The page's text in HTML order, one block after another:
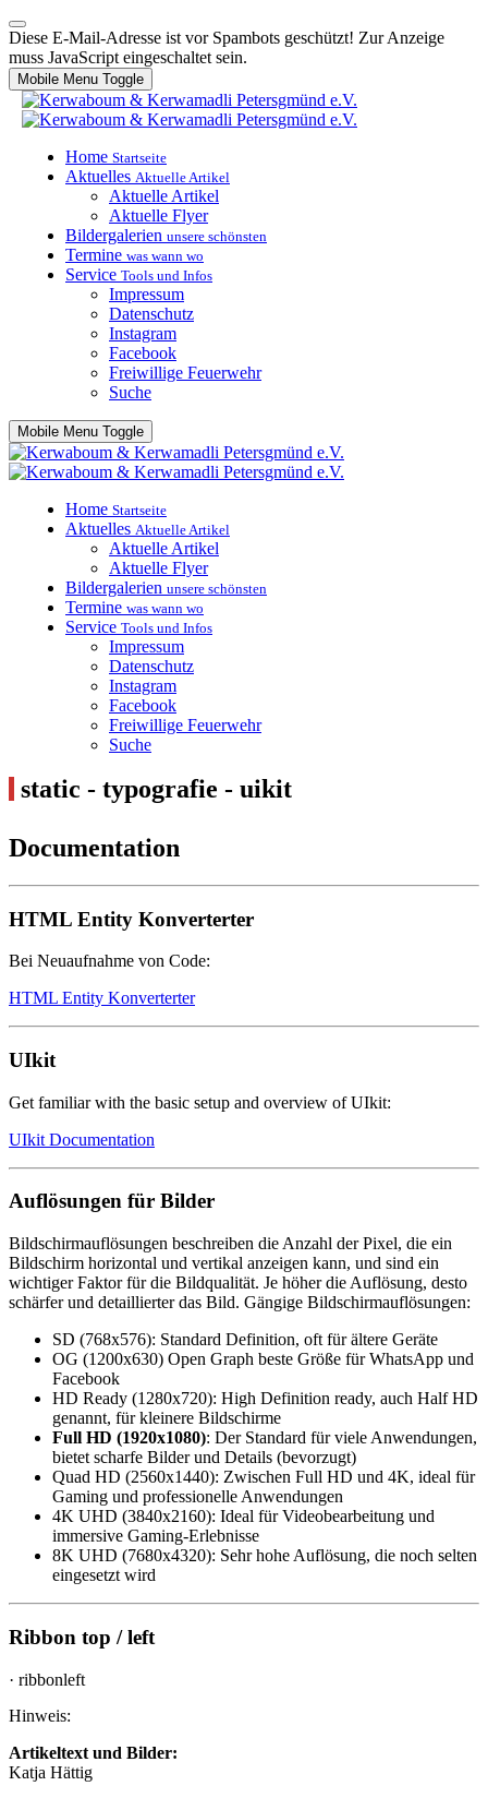
Diese E-Mail-Adresse ist vor Spambots geschützt! Zur Anzeige
muss JavaScript eingeschaltet sein.
Mobile Menu Toggle
Home Startseite
Aktuelles Aktuelle Artikel
Aktuelle Artikel
Aktuelle Flyer
Bildergalerien unsere schönsten
Termine was wann wo
Service Tools und Infos
Impressum
Datenschutz
Instagram
Facebook
Freiwillige Feuerwehr
Suche
Mobile Menu Toggle
Home Startseite
Aktuelles Aktuelle Artikel
Aktuelle Artikel
Aktuelle Flyer
Bildergalerien unsere schönsten
Termine was wann wo
Service Tools und Infos
Impressum
Datenschutz
Instagram
Facebook
Freiwillige Feuerwehr
Suche
static - typografie - uikit
Documentation
HTML Entity Konverterter
Bei Neuaufnahme von Code:
HTML Entity Konverterter
UIkit
Get familiar with the basic setup and overview of UIkit:
UIkit Documentation
Auflösungen für Bilder
Bildschirmauflösungen beschreiben die Anzahl der Pixel, die ein
Bildschirm horizontal und vertikal anzeigen kann, und sind ein
wichtiger Faktor für die Bildqualität. Je höher die Auflösung, desto
schärfer und detaillierter das Bild. Gängige Bildschirmauflösungen:
SD (768x576): Standard Definition, oft für ältere Geräte
OG (1200x630) Open Graph beste Größe für WhatsApp und
Facebook
HD Ready (1280x720): High Definition ready, auch Half HD
genannt, für kleinere Bildschirme
Full HD (1920x1080): Der Standard für viele Anwendungen,
bietet scharfe Bilder und Details (bevorzugt)
Quad HD (2560x1440): Zwischen Full HD und 4K, ideal für
Gaming und professionelle Anwendungen
4K UHD (3840x2160): Ideal für Videobearbeitung und
immersive Gaming-Erlebnisse
8K UHD (7680x4320): Sehr hohe Auflösung, die noch selten
eingesetzt wird
Ribbon top / left
· ribbonleft
Hinweis:
Artikeltext und Bilder:
Katja Hättig